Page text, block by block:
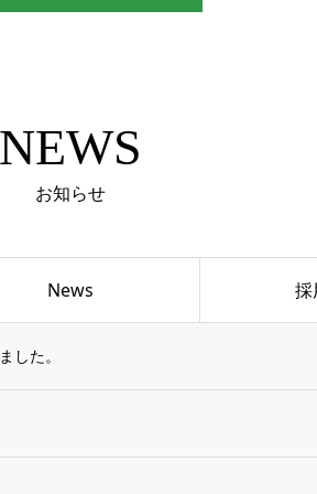
NEWS
お知らせ
News 採
した。